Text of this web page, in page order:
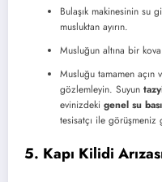
Bulaşık makinesinin su
musluktan ayırın.
Musluğun altına bir
Musluğu tamamen açın
gözlemleyin. Suyun
evinizdeki genel su
tesisatçı ile görüşmeniz
5. Kapı Kilidi